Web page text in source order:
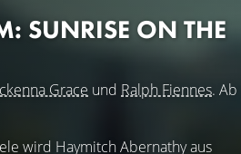
SUNRISE ON THE
Grace und Ralph Fiennes. Ab
wird Haymitch Abernathy aus